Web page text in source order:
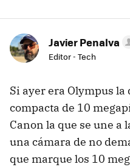
Javier Penalva
Editor - Tech
Si ayer era Olympus
compacta de 10
Canon la que se une a
una cámara de no
que marque los 10